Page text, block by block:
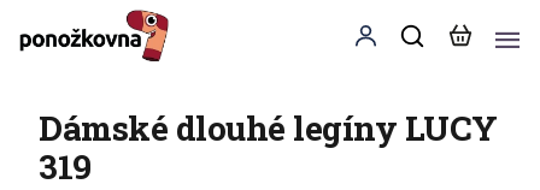
Dámské dlouhé legíny LUCY
319